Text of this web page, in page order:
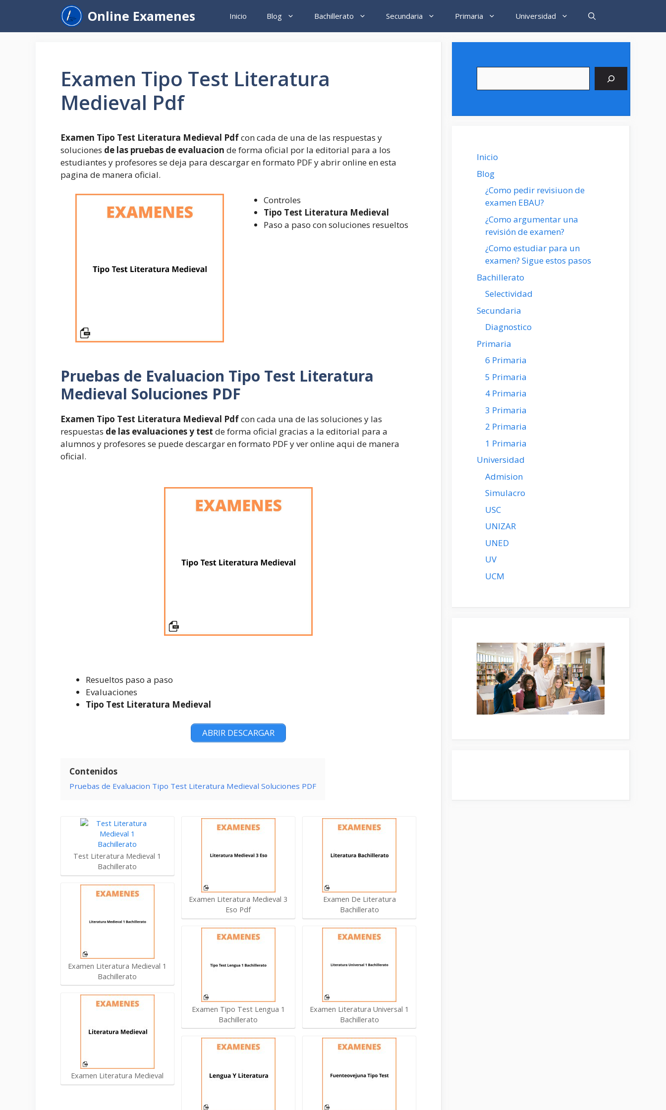
contenido
Online Examenes Inicio Blog Bachillerato Secundaria Primaria Universidad
Examen Tipo Test Literatura
Medieval Pdf
Examen Tipo Test Literatura Medieval Pdfcon cada de una de las respuestas y
soluciones de las pruebas de evaluacion de forma oficial por la editorial para a los
estudiantes y profesores se deja para descargar en formato PDF y abrir online en esta
pagina de manera oficial.
Controles
Tipo Test Literatura Medieval
Paso a paso con soluciones resueltos
Pruebas de Evaluacion Tipo Test Literatura
Medieval Soluciones PDF
Examen Tipo Test Literatura Medieval Pdfcon cada una de las soluciones y las
respuestas de las evaluaciones y test de forma oficial gracias a la editorial para a
alumnos y profesores se puede descargar en formato PDF y ver online aqui de manera
oficial.
Resueltos paso a paso
Evaluaciones
Tipo Test Literatura Medieval
ABRIR DESCARGAR
Contenidos
Pruebas de Evaluacion Tipo Test Literatura Medieval Soluciones PDF
Test Literatura Medieval 1
Bachillerato
Examen Literatura Medieval 1
Bachillerato
Examen Literatura Medieval
Examen Literatura Medieval 3
Eso Pdf
Examen Tipo Test Lengua 1
Bachillerato
Examen De Literatura
Bachillerato
Examen Literatura Universal 1
Bachillerato
Inicio
Blog
¿Como pedir revisiuon de
examen EBAU?
¿Como argumentar una
revisión de examen?
¿Como estudiar para un
examen? Sigue estos pasos
Bachillerato
Selectividad
Secundaria
Diagnostico
Primaria
6 Primaria
5 Primaria
4 Primaria
3 Primaria
2 Primaria
1 Primaria
Universidad
Admision
Simulacro
USC
UNIZAR
UNED
UV
UCM